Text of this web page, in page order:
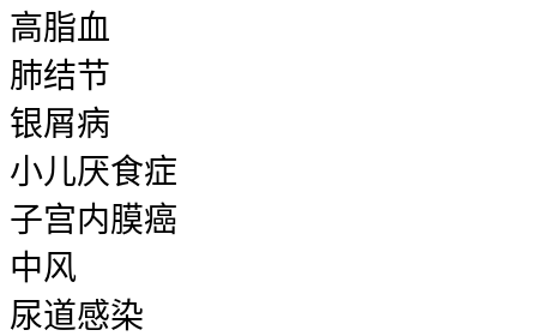
高脂血
肺结节
银屑病
小儿厌食症
子宫内膜癌
中风
尿道感染